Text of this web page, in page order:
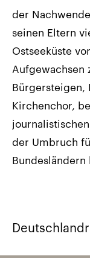
der
seinen Eltern
Ostseeküste
Aufgewachsen
Bürgersteigen,
Kirchenchor,
der Umbruch
Bundesländern